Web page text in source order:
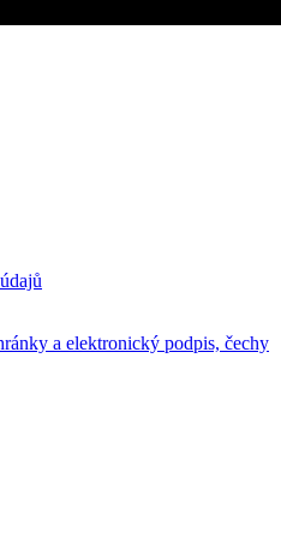
a elektronický podpis, čechy